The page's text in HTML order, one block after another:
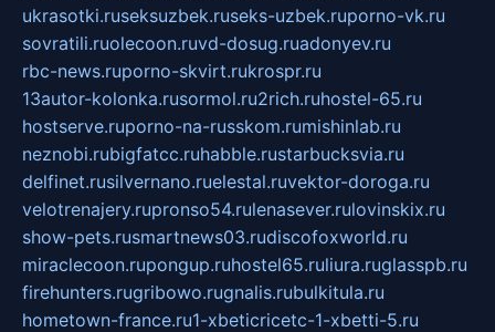
ukrasotki.ruseksuzbek.ruseks-uzbek.ruporno-vk.ru
sovratili.ruolecoon.ruvd-dosug.ruadonyev.ru
rbc-news.ruporno-skvirt.rukrospr.ru
13autor-kolonka.rusormol.ru2rich.ruhostel-65.ru
hostserve.ruporno-na-russkom.rumishinlab.ru
neznobi.rubigfatcc.ruhabble.rustarbucksvia.ru
delfinet.rusilvernano.ruelestal.ruvektor-doroga.ru
velotrenajery.rupronso54.rulenasever.rulovinskix.ru
show-pets.rusmartnews03.rudiscofoxworld.ru
miraclecoon.rupongup.ruhostel65.ruliura.ruglasspb.ru
firehunters.rugribowo.rugnalis.rubulkitula.ru
hometown-france.ru1-xbeticricetc-1-xbetti-5.ru